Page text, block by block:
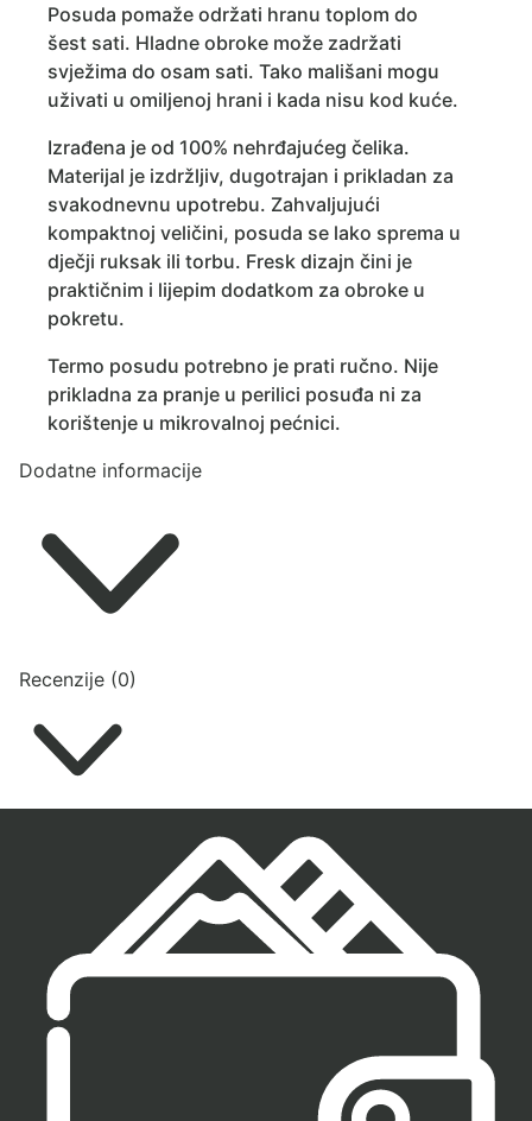
Posuda pomaže održati hranu toplom do
šest sati. Hladne obroke može zadržati
svježima do osam sati. Tako mališani mogu
uživati u omiljenoj hrani i kada nisu kod kuće.
Izrađena je od 100% nehrđajućeg čelika.
Materijal je izdržljiv, dugotrajan i prikladan za
svakodnevnu upotrebu. Zahvaljujući
kompaktnoj veličini, posuda se lako sprema u
dječji ruksak ili torbu. Fresk dizajn čini je
praktičnim i lijepim dodatkom za obroke u
pokretu.
Termo posudu potrebno je prati ručno. Nije
prikladna za pranje u perilici posuđa ni za
korištenje u mikrovalnoj pećnici.
Dodatne informacije
Recenzije (0)